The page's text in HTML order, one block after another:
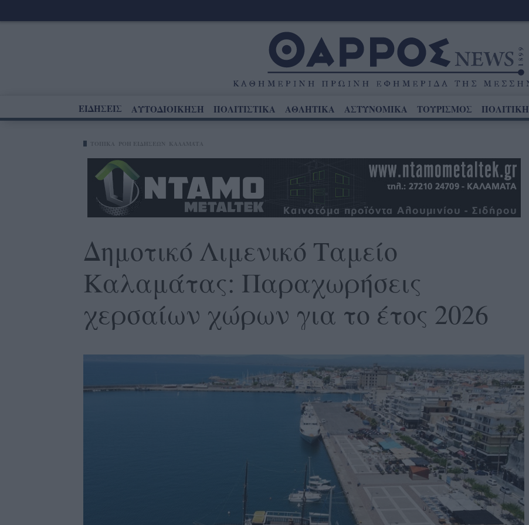
ΕΙΔΗΣΕΙΣ ΑΥΤΟΔΙΟΙΚΗΣΗ ΠΟΛΙΤΙΣΤΙΚΑ ΑΘΛΗΤΙΚΑ ΑΣΤΥΝΟΜΙΚΑ ΤΟΥΡΙΣΜΟΣ ΠΟΛΙΤΙΚΗ
Δημοτικό Λιμενικό Ταμείο
Καλαμάτας: Παραχωρήσεις
χερσαίων χώρων για το έτος 2026